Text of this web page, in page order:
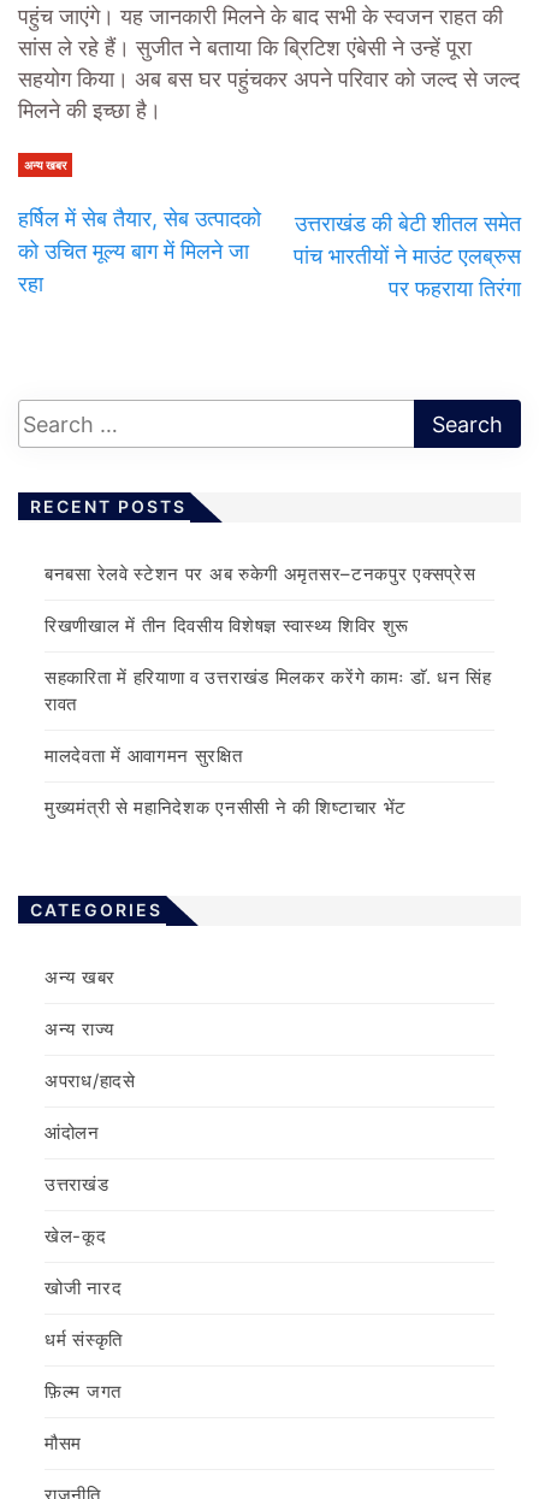
पहुंच जाएंगे। यह जानकारी मिलने के बाद सभी के स्वजन राहत की
सांस ले रहे हैं। सुजीत ने बताया कि ब्रिटिश एंबेसी ने उन्हें पूरा
सहयोग किया। अब बस घर पहुंचकर अपने परिवार को जल्द से जल्द
मिलने की इच्छा है।
अन्य खबर
हर्षिल में सेब तैयार, सेब उत्पादको
को उचित मूल्य बाग में मिलने जा
रहा
उत्तराखंड की बेटी शीतल समेत
पांच भारतीयों ने माउंट एलब्रुस
पर फहराया तिरंगा
RECENT POSTS
बनबसा रेलवे स्टेशन पर अब रुकेगी अमृतसर–टनकपुर एक्सप्रेस
रिखणीखाल में तीन दिवसीय विशेषज्ञ स्वास्थ्य शिविर शुरू
सहकारिता में हरियाणा व उत्तराखंड मिलकर करेंगे कामः डाॅ. धन सिंह
रावत
मालदेवता में आवागमन सुरक्षित
मुख्यमंत्री से महानिदेशक एनसीसी ने की शिष्टाचार भेंट
CATEGORIES
अन्य खबर
अन्य राज्य
अपराध/हादसे
आंदोलन
उत्तराखंड
खेल-कूद
खोजी नारद
धर्म संस्कृति
फ़िल्‍म जगत
मौसम